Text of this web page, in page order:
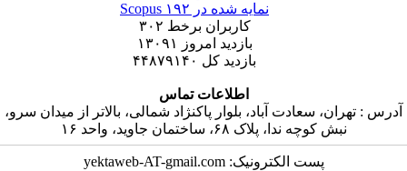
نمایه شده در Scopus۱۹۲
کاربران برخط۳۰۲
بازدید امروز۱۳۰۹۱
بازدید کل ۴۴۸۷۹۱۴۰
اطلاعات تماس
: تهران، سعادت آباد، بلوار پاکنژاد شمالی، بالاتر از میدان سرو،
نبش کوچه ندا، پلاک ۶۸، ساختمان جاوید، واحد ۱۶
پست الکترونیک: yektaweb-AT-gmail.com